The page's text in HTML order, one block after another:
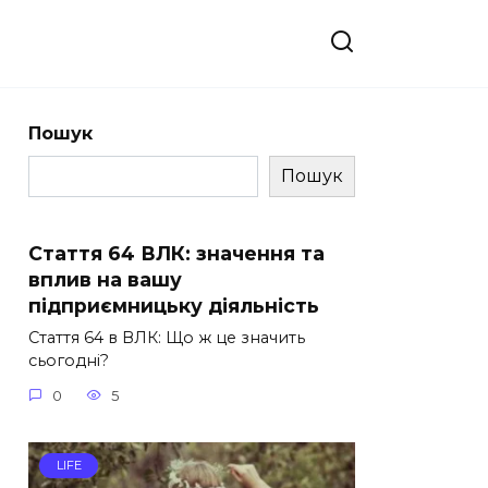
Пошук
Пошук
Стаття 64 ВЛК: значення та
вплив на вашу
підприємницьку діяльність
Стаття 64 в ВЛК: Що ж це значить
сьогодні?
0 5
LIFE